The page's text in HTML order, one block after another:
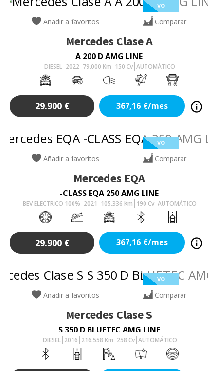
VO
Añadir a favoritos Comparar
Mercedes Clase A
A 200 D AMG LINE
DIESEL 2022 79.000 Km 150 Cv AUTOMÁTICO
29.900 € 367,16 €/mes
VO
Añadir a favoritos Comparar
Mercedes EQA
-CLASS EQA 250 AMG LINE
BEV ELECTRICO 100% 2021 105.336 Km 190 Cv AUTOMÁTICO
29.900 € 367,16 €/mes
VO
Añadir a favoritos Comparar
Mercedes Clase S
S 350 D BLUETEC AMG LINE
DIESEL 2016 216.558 Km 258 Cv AUTOMÁTICO